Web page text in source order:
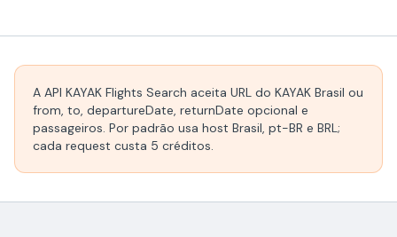
A API KAYAK Flights Search aceita URL do KAYAK Brasil ou
from, to, departureDate, returnDate opcional e
passageiros. Por padrão usa host Brasil, pt-BR e BRL;
cada request custa 5 créditos.